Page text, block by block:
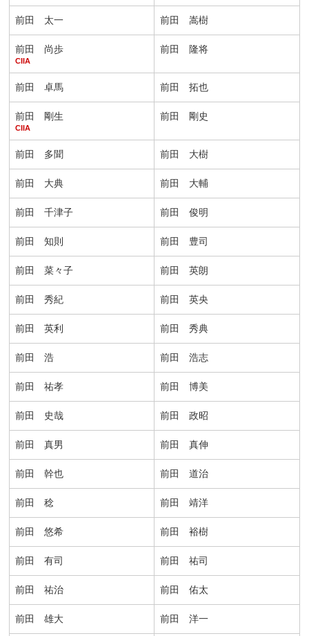
前田 太一 前田 嵩樹
前田 尚歩
CIIA
前田 隆将
前田 卓馬 前田 拓也
前田 剛生
CIIA
前田 剛史
前田 多聞 前田 大樹
前田 大典 前田 大輔
前田 千津子 前田 俊明
前田 知則 前田 豊司
前田 菜々子 前田 英朗
前田 秀紀 前田 英央
前田 英利 前田 秀典
前田 浩 前田 浩志
前田 祐孝 前田 博美
前田 史哉 前田 政昭
前田 真男 前田 真伸
前田 幹也 前田 道治
前田 稔 前田 靖洋
前田 悠希 前田 裕樹
前田 有司 前田 祐司
前田 祐治 前田 佑太
前田 雄大 前田 洋一